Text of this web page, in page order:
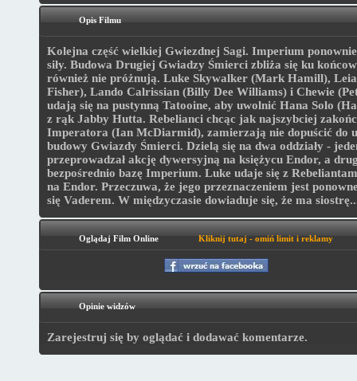
Opis Filmu
Kolejna część wielkiej Gwiezdnej Sagi. Imperium
siły. Budowa Drugiej Gwiadzy Śmierci zbliża się ku
również nie próżnują. Luke Skywalker (Mark Hamill),
Fisher), Lando Calrissian (Billy Dee Williams) i Chewie
udają się na pustynną Tatooine, aby uwolnić Hana Solo
z rąk Jabby Hutta. Rebelianci chcąc jak najszybciej
Imperatora (Ian McDiarmid), zamierzają nie dopuścić do
budowy Gwiazdy Śmierci. Dzielą się na dwa oddziały -
przeprowadzał akcję dywersyjną na księżycu Endor, a
bezpośrednio bazę Imperium. Luke udaje się z
na Endor. Przeczuwa, że jego przeznaczeniem jest
się Vaderem. W międzyczasie dowiaduje się, że ma
Oglądaj Film Online Kliknij tutaj - omiń limit i reklamy
Opinie widzów
Zarejestruj się by oglądać i dodawać komentarze.